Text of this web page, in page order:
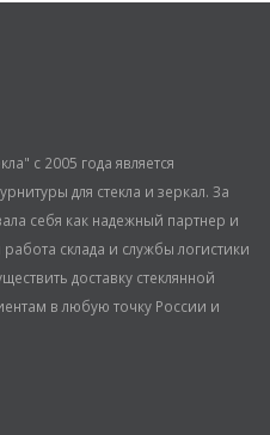
с 2005 года является
для стекла и зеркал. За
себя как надежный партнер и
склада и службы логистики
доставку стеклянной
в любую точку России и